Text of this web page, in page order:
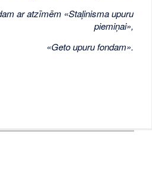
ar atzīmēm «Staļinisma upuru
piemiņai»,
«Geto upuru fondam».